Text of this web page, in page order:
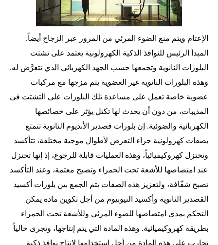
الإعتام ويتم منع الضوء المرئي من المرور عبر الزجاج أيضاً.
المبدأ الرئيس للنوافذ الذكية الكهرولونية يعتمد على تشتت
البلورات النانوية وتجمعها حسب الجهد الكهربائي الذي تتعرَّض له.
وهذه البلورات النانوية غير العضوية يتم مزجها مع مركبات
عضوية خاصة تعمل على مساعدة تلك البلورات على التشتت في
المذيبات، من دون أن يحدث لها تكتل يؤثر على خصائصها
الكهربائية والضوئية. إن بلورات قصدير الأنديوم النانوية تتمتع
بصفات كهرولونية جراء التعرض لأطوال موجية مختلفة، تتأكسد
وتختزل كهروكيميائياً، وهذه العمليات قابلة للرجوع، إذ إنها تختزل
عند امتصاصها للأشعة تحت الحمراء وتصبح معتمة، وعند التأكسد
تصبح شفّافة، ولتعزيز هذه الصفات يتم الجمع بين بلورات أكسيد
القصدير النانوية وأكسيد النيوبيوم من أجل تكوين مادة يمكن
التحكم بمدى امتصاصها للضوء المرئي وللأشعة تحت الحمراء
بطريقة كهروكيميائية. وهذه المادة التي يتم إنتاجها، وتجرى حالياً
تجارب على هذه المادة من أجل استخدامها لإنتاج نوافذ ذكية